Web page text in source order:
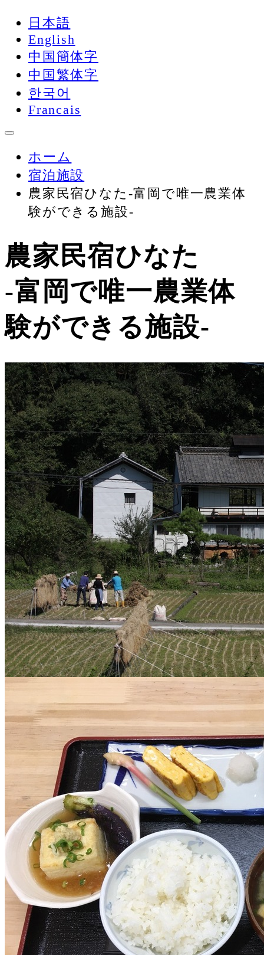
日本語
English
中国簡体字
中国繁体字
한국어
Francais
ホーム
宿泊施設
農家民宿ひなた-富岡で唯一農業体
験ができる施設-
農家民宿ひなた
-富岡で唯一農業体
験ができる施設-